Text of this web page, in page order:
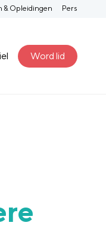
Word lid
& Opleidingen Pers